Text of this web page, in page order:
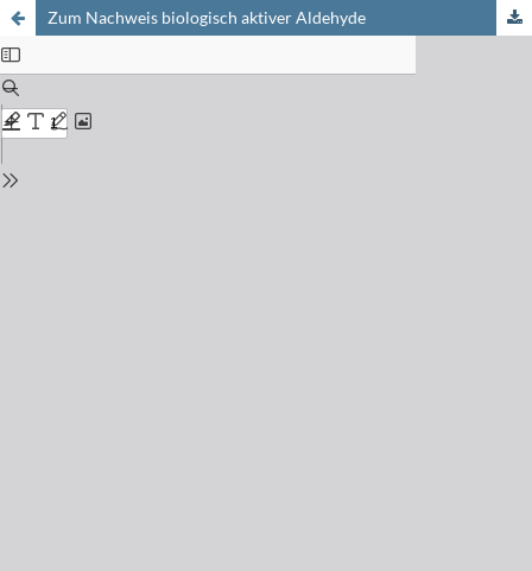
Zum Nachweis biologisch aktiver Aldehyde